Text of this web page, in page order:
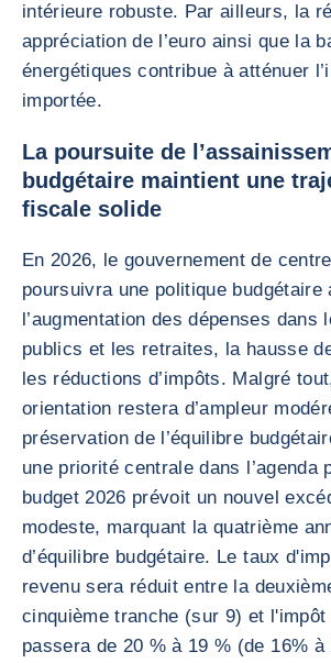
intérieure robuste. Par ailleurs, la
appréciation de l’euro ainsi que la
énergétiques contribue à atténuer
importée.
La poursuite de
budgétaire maintient une
fiscale solide
En 2026, le gouvernement de
poursuivra une politique budgétaire
l’augmentation des dépenses dans
publics et les retraites, la hausse
les réductions d’impôts. Malgré
orientation restera d’ampleur
préservation de l’équilibre
une priorité centrale dans l’agenda
budget 2026 prévoit un nouvel
modeste, marquant la quatrième
d’équilibre budgétaire. Le taux
revenu sera réduit entre la
cinquième tranche (sur 9) et
passera de 20 % à 19 % (de 16% à